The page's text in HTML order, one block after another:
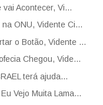
vai Acontecer, Vi...
ONU, Vidente Ci...
o Botão, Vidente ...
Chegou, Vide...
terá ajuda...
Vejo Muita Lama...